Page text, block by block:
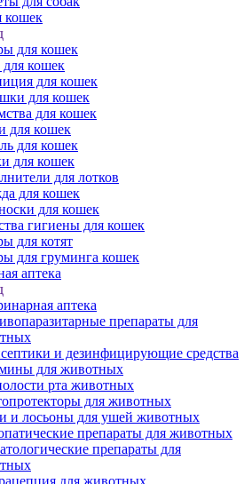
кошек
для кошек
кошек
для кошек
для кошек
для кошек
для кошек
для кошек
для кошек
для лотков
для кошек
для кошек
гигиены для кошек
для котят
для груминга кошек
аптека
аптека
препараты для
и дезинфицирующие средства
для животных
рта животных
для животных
и лосьоны для ушей животных
препараты для животных
препараты для
для животных